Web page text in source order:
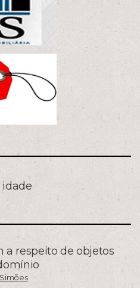
idade
a respeito de objetos